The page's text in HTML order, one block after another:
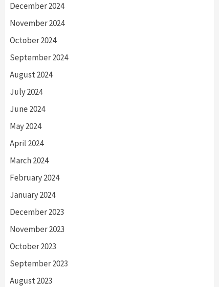
December 2024
November 2024
October 2024
September 2024
August 2024
July 2024
June 2024
May 2024
April 2024
March 2024
February 2024
January 2024
December 2023
November 2023
October 2023
September 2023
August 2023